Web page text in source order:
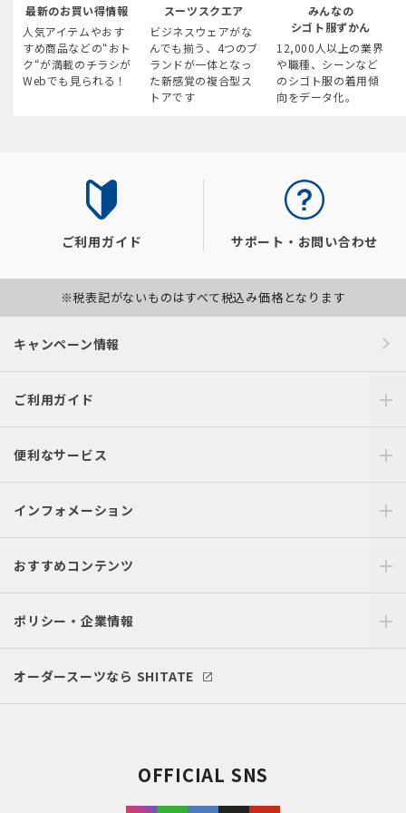
最新のお買い得情報
人気アイテムやおす
すめ商品などの“おト
ク“が満載のチラシが
Webでも見られる！
スーツスクエア
ビジネスウェアがな
んでも揃う、4つのブ
ランドが一体となっ
た新感覚の複合型ス
トアです
みんなの
シゴト服ずかん
12,000人以上の業界
や職種、シーンなど
のシゴト服の着用傾
向をデータ化。
ご利用ガイド サポート・お問い合わせ
※税表記がないものはすべて税込み価格となります
キャンペーン情報
ご利用ガイド
便利なサービス
インフォメーション
おすすめコンテンツ
ポリシー・企業情報
オーダースーツなら SHITATE
OFFICIAL SNS